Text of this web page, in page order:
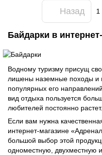
Назад 1
Байдарки в
Водному туризму присущ
лишены наземные походы и
популярных его
вид отдыха пользуется
любителей постоянно растет.
Если вам нужна
интернет-магазине
большой выбор этой
одноместную, двухместную